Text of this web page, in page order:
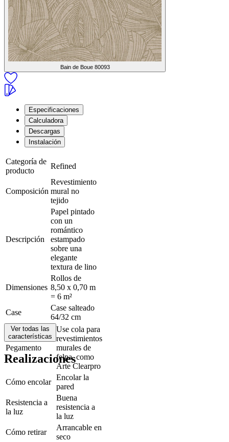
Bain de Boue 80093
Especificaciones
Calculadora
Descargas
Instalación
Categoría de
producto
Refined
Composición
Revestimiento
mural no
tejido
Descripción
Papel pintado
con un
romántico
estampado
sobre una
elegante
textura de lino
Dimensiones
Rollos de
8,50 x 0,70 m
= 6 m²
Case
Case salteado
64/32 cm
Pegamento
Use cola para
revestimientos
murales de
felpa, como
Arte Clearpro
Cómo encolar
Encolar la
pared
Resistencia a
la luz
Buena
resistencia a
la luz
Cómo retirar
Arrancable en
seco
Ver todas las
características
Realizaciones